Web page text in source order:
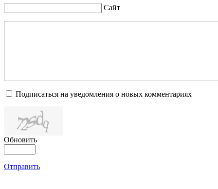
Сайт
Подписаться на уведомления о новых комментариях
Обновить
Отправить